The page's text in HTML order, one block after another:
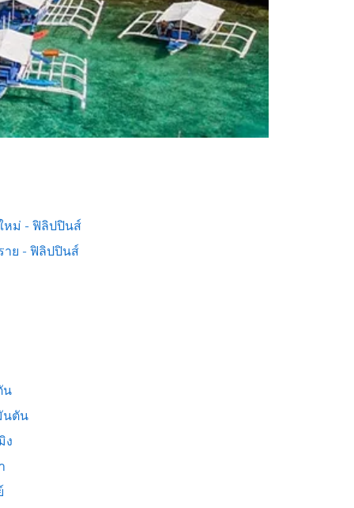
หม่ - ฟิลิปปินส์
าย - ฟิลิปปินส์
น
นตัน
ง